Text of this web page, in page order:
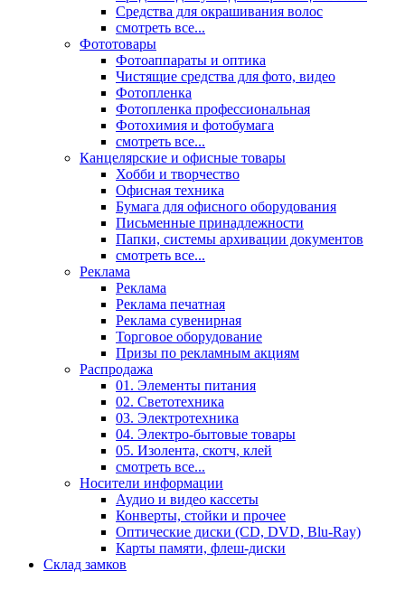
Средства для окрашивания волос
смотреть все...
Фототовары
Фотоаппараты и оптика
Чистящие средства для фото, видео
Фотопленка
Фотопленка профессиональная
Фотохимия и фотобумага
смотреть все...
Канцелярские и офисные товары
Хобби и творчество
Офисная техника
Бумага для офисного оборудования
Письменные принадлежности
Папки, системы архивации документов
смотреть все...
Реклама
Реклама
Реклама печатная
Реклама сувенирная
Торговое оборудование
Призы по рекламным акциям
Распродажа
01. Элементы питания
02. Светотехника
03. Электротехника
04. Электро-бытовые товары
05. Изолента, скотч, клей
смотреть все...
Носители информации
Аудио и видео кассеты
Конверты, стойки и прочее
Оптические диски (CD, DVD, Blu-Ray)
Карты памяти, флеш-диски
Склад замков